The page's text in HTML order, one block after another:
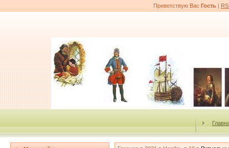
Приветствую Вас Гость |